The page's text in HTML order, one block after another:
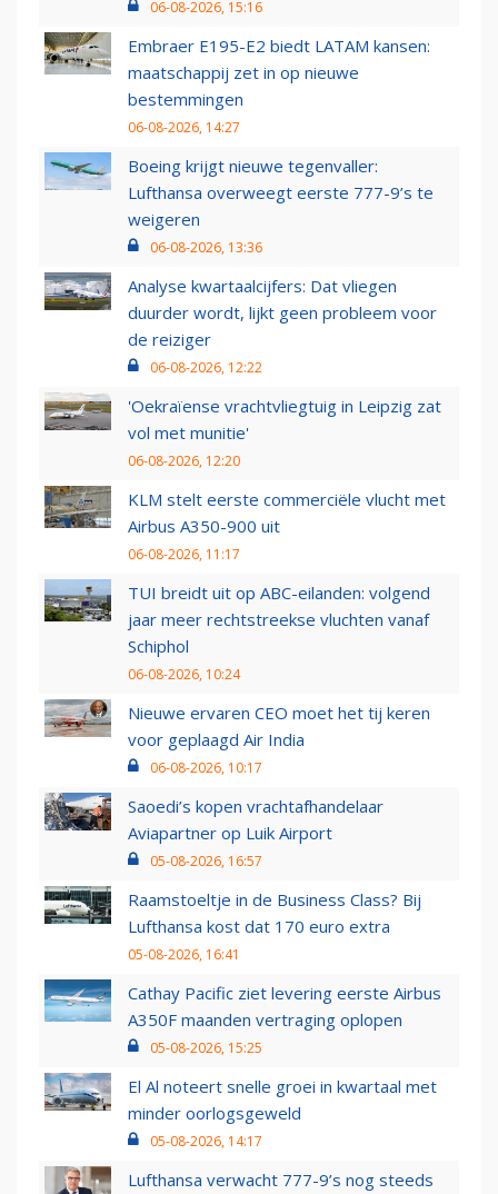
06-08-2026, 15:16
Embraer E195-E2 biedt LATAM kansen:
maatschappij zet in op nieuwe
bestemmingen
06-08-2026, 14:27
Boeing krijgt nieuwe tegenvaller:
Lufthansa overweegt eerste 777-9’s te
weigeren
06-08-2026, 13:36
Analyse kwartaalcijfers: Dat vliegen
duurder wordt, lijkt geen probleem voor
de reiziger
06-08-2026, 12:22
'Oekraïense vrachtvliegtuig in Leipzig zat
vol met munitie'
06-08-2026, 12:20
KLM stelt eerste commerciële vlucht met
Airbus A350-900 uit
06-08-2026, 11:17
TUI breidt uit op ABC-eilanden: volgend
jaar meer rechtstreekse vluchten vanaf
Schiphol
06-08-2026, 10:24
Nieuwe ervaren CEO moet het tij keren
voor geplaagd Air India
06-08-2026, 10:17
Saoedi’s kopen vrachtafhandelaar
Aviapartner op Luik Airport
05-08-2026, 16:57
Raamstoeltje in de Business Class? Bij
Lufthansa kost dat 170 euro extra
05-08-2026, 16:41
Cathay Pacific ziet levering eerste Airbus
A350F maanden vertraging oplopen
05-08-2026, 15:25
El Al noteert snelle groei in kwartaal met
minder oorlogsgeweld
05-08-2026, 14:17
Lufthansa verwacht 777-9’s nog steeds